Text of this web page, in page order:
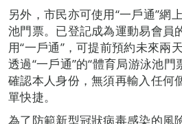
另外，市民亦可使用“一戶通”網
池門票。已登記成為運動易會員
用“一戶通”，可提前預約未來兩
透過“一戶通”的“體育局游泳池
確認本人身份，無須再輸入任何
單快捷。
為了防範新型冠狀病毒感染的風